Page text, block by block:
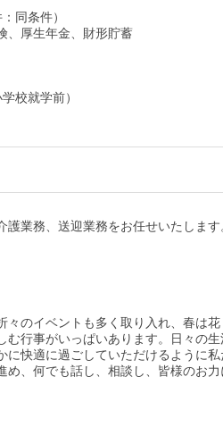
同条件）
、厚生年金、財形貯蓄
校就学前）
業務、送迎業務をお任せいたします
々のイベントも多く取り入れ、春は花
む行事がいっぱいあります。日々の生
快適に過ごしていただけるように私
、何でも話し、相談し、皆様のお力